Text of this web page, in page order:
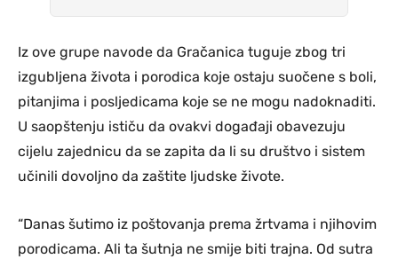
Iz ove grupe navode da Gračanica tuguje zbog tri
izgubljena života i porodica koje ostaju suočene s boli,
pitanjima i posljedicama koje se ne mogu nadoknaditi.
U saopštenju ističu da ovakvi događaji obavezuju
cijelu zajednicu da se zapita da li su društvo i sistem
učinili dovoljno da zaštite ljudske živote.
“Danas šutimo iz poštovanja prema žrtvama i njihovim
porodicama. Ali ta šutnja ne smije biti trajna. Od sutra